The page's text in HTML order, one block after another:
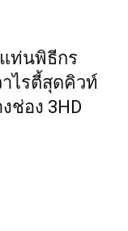
ท่นพิธีกร
าไรตี้สุดคิวท์
ช่อง 3HD